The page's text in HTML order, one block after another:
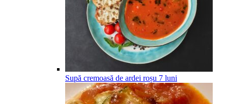
Supă cremoasă de ardei roșu 7 luni